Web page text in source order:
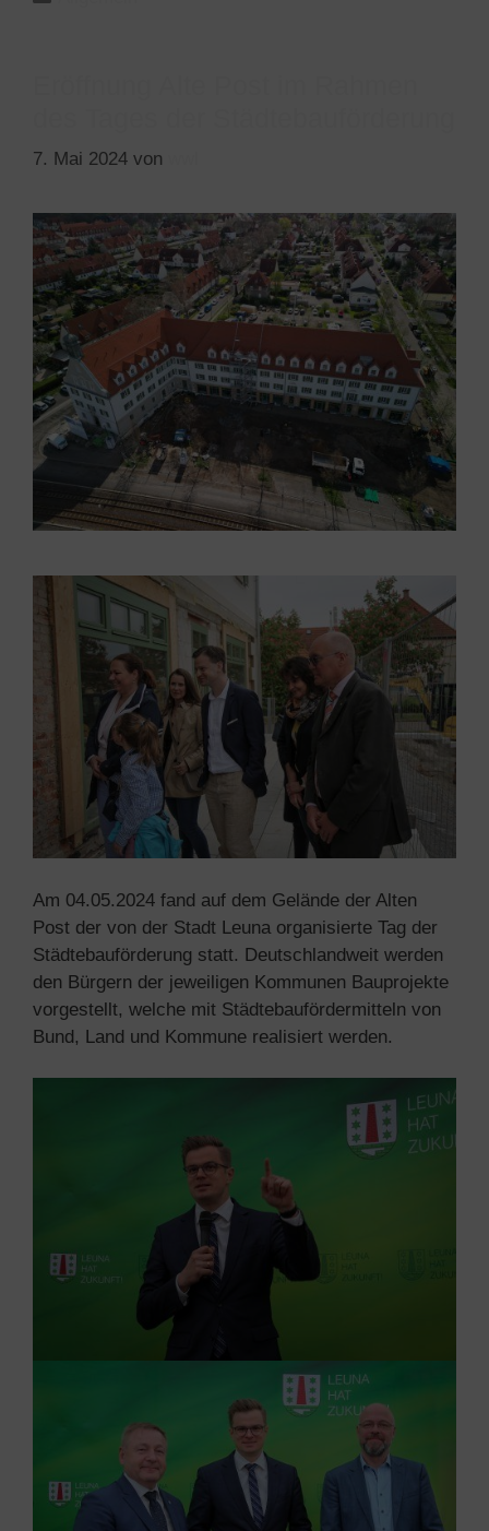
7. Mai 2024 von
Am 04.05.2024 fand auf dem Gelände der Alten
Post der von der Stadt Leuna organisierte Tag der
Städtebauförderung statt. Deutschlandweit werden
den Bürgern der jeweiligen Kommunen Bauprojekte
vorgestellt, welche mit Städtebaufördermitteln von
Bund, Land und Kommune realisiert werden.